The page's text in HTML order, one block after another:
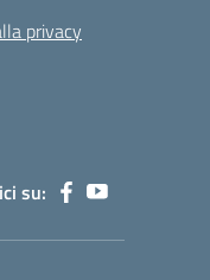
privacy
su: